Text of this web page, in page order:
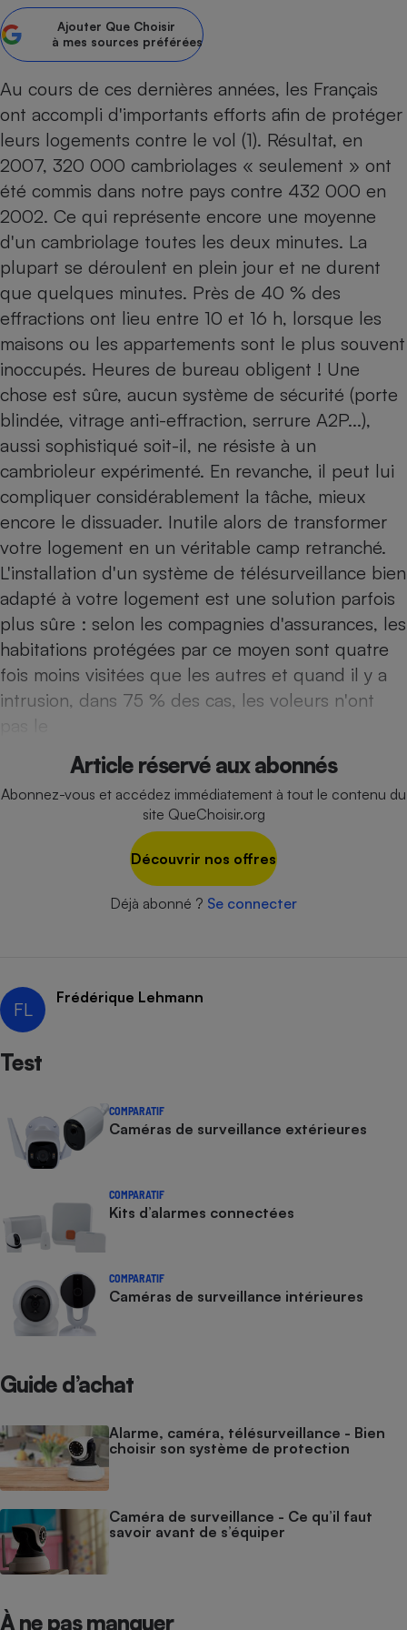
Ajouter Que Choisir
à mes sources préférées
Au cours de ces dernières années, les Français
ont accompli d'importants efforts afin de protéger
leurs logements contre le vol (1). Résultat, en
2007, 320 000 cambriolages « seulement » ont
été commis dans notre pays contre 432 000 en
2002. Ce qui représente encore une moyenne
d'un cambriolage toutes les deux minutes. La
plupart se déroulent en plein jour et ne durent
que quelques minutes. Près de 40 % des
effractions ont lieu entre 10 et 16 h, lorsque les
maisons ou les appartements sont le plus souvent
inoccupés. Heures de bureau obligent ! Une
chose est sûre, aucun système de sécurité (porte
blindée, vitrage anti-effraction, serrure A2P...),
aussi sophistiqué soit-il, ne résiste à un
cambrioleur expérimenté. En revanche, il peut lui
compliquer considérablement la tâche, mieux
encore le dissuader. Inutile alors de transformer
votre logement en un véritable camp retranché.
L'installation d'un système de télésurveillance bien
adapté à votre logement est une solution parfois
plus sûre : selon les compagnies d'assurances, les
habitations protégées par ce moyen sont quatre
fois moins visitées que les autres et quand il y a
intrusion, dans 75 % des cas, les voleurs n'ont
pas le
Article réservé aux abonnés
Abonnez-vous et accédez immédiatement à tout le contenu du
site QueChoisir.org
Découvrir nos offres
Déjà abonné ? Se connecter
FL
Frédérique Lehmann
Test
COMPARATIF
Caméras de surveillance extérieures
COMPARATIF
Kits d’alarmes connectées
COMPARATIF
Caméras de surveillance intérieures
Guide d’achat
Alarme, caméra, télésurveillance - Bien
choisir son système de protection
Caméra de surveillance - Ce qu’il faut
savoir avant de s’équiper
À ne pas manquer
bouteille
Assurance emprunteur
Lave-linge
Plaque de cuisson à
induction
Climatiseur -
Ventilateur
Cafetière à expressos
Téléviseur
Téléphone mobile -
Antivirus
Matelas
Radiateur électrique
Climatiseur -
Ventilateur
Antimoustique